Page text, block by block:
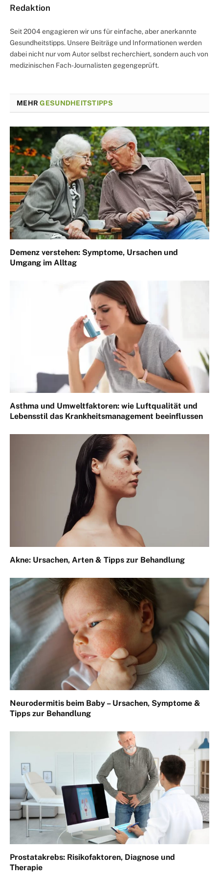
Redaktion
Seit 2004 engagieren wir uns für einfache, aber anerkannte
Gesundheitstipps. Unsere Beiträge und Informationen werden
dabei nicht nur vom Autor selbst recherchiert, sondern auch von
medizinischen Fach-Journalisten gegengeprüft.
MEHRGESUNDHEITSTIPPS
Demenz verstehen: Symptome, Ursachen und
Umgang im Alltag
Asthma und Umweltfaktoren: wie Luftqualität und
Lebensstil das Krankheitsmanagement beeinflussen
Akne: Ursachen, Arten & Tipps zur Behandlung
Neurodermitis beim Baby – Ursachen, Symptome &
Tipps zur Behandlung
Prostatakrebs: Risikofaktoren, Diagnose und
Therapie